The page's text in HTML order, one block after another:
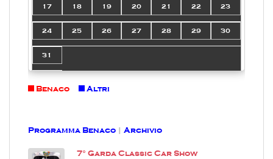
17 18 19 20 21 22 23
24 25 26 27 28 29 30
31
Benaco Altri
Programma Benaco | Archivio
7° Garda Classic Car Show